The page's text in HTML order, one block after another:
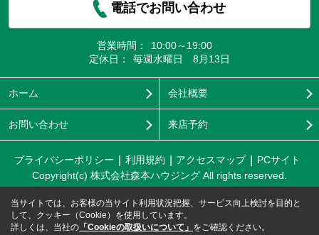
電話でお問い合わせ
営業時間：
10:00～19:00
定休日：
毎週水曜日 8月13日
ホーム 会社概要
お問い合わせ 来店予約
プライバシーポリシー 利用規約 アクセスマップ
PCサイト
Copyright(c) 株式会社森本ハウジング All rights reserved.
当サイトでは、お客様の当サイト利用状況把握、サービス向上検討を目的と
して、クッキー（Cookie）を使用しています。
詳しくは、当社の 「Cookieの取扱いについて」 をご確認ください。